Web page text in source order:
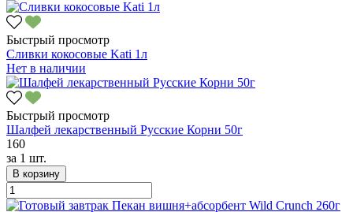
Быстрый просмотр
Сливки кокосовые Kati 1л
Нет в наличии
Быстрый просмотр
Шалфей лекарственный Русские Корни 50г
160
за 1 шт.
В корзину